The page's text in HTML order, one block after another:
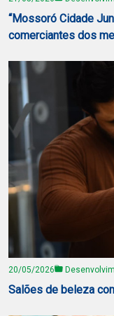
“Mossoró Cidade
comerciantes dos
20/05/2026
Salões de beleza